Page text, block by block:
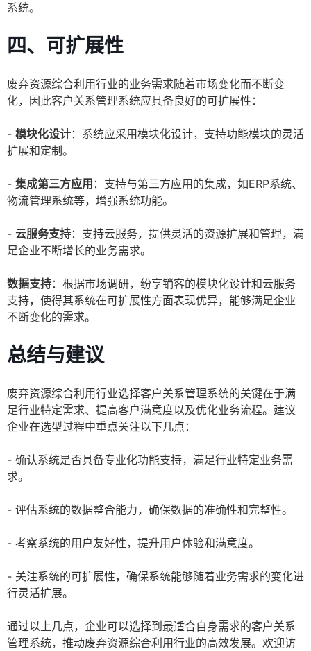
系统。
四、可扩展性
废弃资源综合利用行业的业务需求随着市场变化而不断变
化，因此客户关系管理系统应具备良好的可扩展性：
- 模块化设计：系统应采用模块化设计，支持功能模块的灵活
扩展和定制。
- 集成第三方应用 ：支持与第三方应用的集成，如ERP系统、
物流管理系统等，增强系统功能。
- 云服务支持：支持云服务，提供灵活的资源扩展和管理，满
足企业不断增长的业务需求。
数据支持：根据市场调研，纷享销客的模块化设计和云服务
支持，使得其系统在可扩展性方面表现优异，能够满足企业
不断变化的需求。
总结与建议
废弃资源综合利用行业选择客户关系管理系统的关键在于满
足行业特定需求、提高客户满意度以及优化业务流程。建议
企业在选型过程中重点关注以下几点：
- 确认系统是否具备专业化功能支持，满足行业特定业务需
求。
- 评估系统的数据整合能力，确保数据的准确性和完整性。
- 考察系统的用户友好性，提升用户体验和满意度。
- 关注系统的可扩展性，确保系统能够随着业务需求的变化进
行灵活扩展。
通过以上几点，企业可以选择到最适合自身需求的客户关系
管理系统，推动废弃资源综合利用行业的高效发展。欢迎访